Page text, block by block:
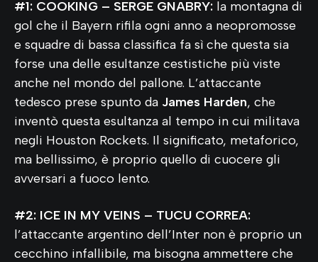
#1: COOKING – SERGE GNABRY: la montagna di
gol che il Bayern rifila ogni anno a neopromosse
e squadre di bassa classifica fa sì che questa sia
forse una delle esultanze cestistiche più viste
anche nel mondo del pallone. L’attaccante
tedesco prese spunto da James Harden, che
inventò questa esultanza al tempo in cui militava
negli Houston Rockets. Il significato, metaforico,
ma bellissimo, è proprio quello di cuocere gli
avversari a fuoco lento.
#2: ICE IN MY VEINS – TUCU CORREA:
l’attaccante argentino dell’Inter non è proprio un
cecchino infallibile, ma bisogna ammettere che